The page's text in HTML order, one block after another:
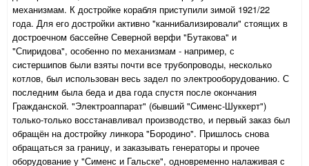
механизмам. К достройке корабля приступили зимой 1921/22
года. Для его достройки активно "каннибализировали" стоящих в
достроечном бассейне Северной верфи "Бутакова" и
"Спиридова", особенно по механизмам - например, с
систершипов были взяты почти все трубопроводы, несколько
котлов, был использован весь задел по электрооборудованию. С
последним была беда и два года спустя после окончания
Гражданской. "Электроаппарат" (бывший "Сименс-Шуккерт")
только-только восстанавливал производство, и первый заказ был
обращён на достройку линкора "Бородино". Пришлось снова
обращаться за границу, и заказывать генераторы и прочее
оборудование у "Сименс и Гальске", одновременно налаживая с